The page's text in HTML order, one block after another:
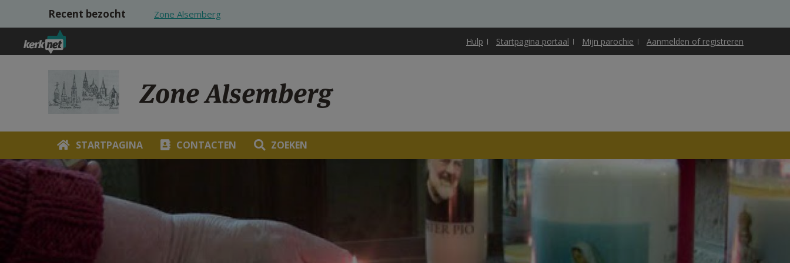
Overslaan en naar de inhoud gaan
Recent bezocht Zone Alsemberg
Hulp Startpagina portaal Mijn parochie Aanmelden of registreren
Zone Alsemberg
STARTPAGINA CONTACTEN ZOEKEN